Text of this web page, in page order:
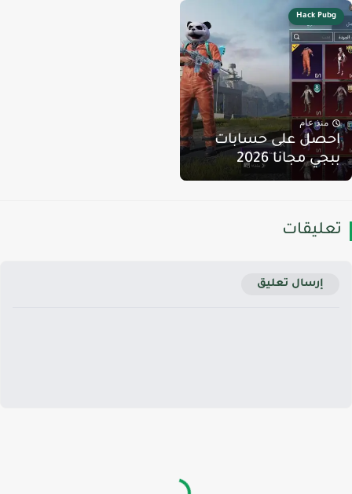
Hack Pubg
منذ عام
على حسابات
مجانا 2026
إرسال تعليق